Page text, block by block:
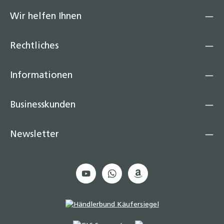
Wir helfen Ihnen
Rechtliches
Informationen
Businesskunden
Newsletter